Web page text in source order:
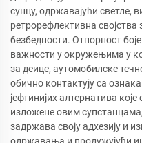
сунцу, одржавајући светле,
ретрорефлективна
безбедности. Отпорност
важности у окружењима у
за деице, аутомобилске
обично контактују са
јефтинијих алтернатива
изложене овим
задржава своју адхезију и
одржавања и продужујући